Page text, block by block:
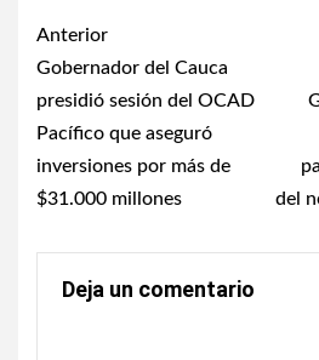
Post
navigation
Anterior
Gobernador del Cauca
presidió sesión del OCAD
Pacífico que aseguró
inversiones por más de
$31.000 millones
del
Deja un comentario